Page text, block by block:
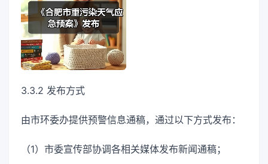
3.3.2 发布方式
由市环委办提供预警信息通稿，通过以下方式发布：
（1）市委宣传部协调各相关媒体发布新闻通稿；